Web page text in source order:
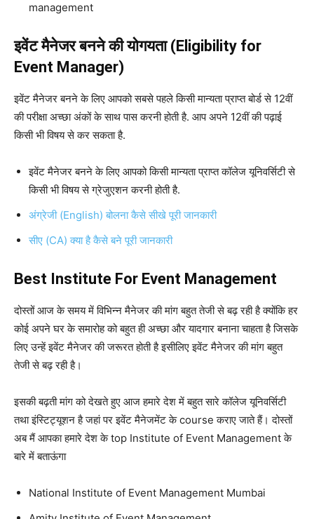
management
इवेंट मैनेजर बनने की योगयता (Eligibility for
Event Manager)
इवेंट मैनेजर बनने के लिए आपको सबसे पहले किसी मान्यता प्राप्त बोर्ड से 12वीं
की परीक्षा अच्छा अंकों के साथ पास करनी होती है. आप अपने 12वीं की पढ़ाई
किसी भी विषय से कर सकता है.
इवेंट मैनेजर बनने के लिए आपको किसी मान्यता प्राप्त कॉलेज यूनिवर्सिटी से
किसी भी विषय से ग्रेजुएशन करनी होती है.
अंग्रेजी (English) बोलना कैसे सीखे पूरी जानकारी
सीए (CA) क्या है कैसे बने पूरी जानकारी
Best Institute For Event Management
दोस्तों आज के समय में विभिन्न मैनेजर की मांग बहुत तेजी से बढ़ रही है क्योंकि हर
कोई अपने घर के समारोह को बहुत ही अच्छा और यादगार बनाना चाहता है जिसके
लिए उन्हें इवेंट मैनेजर की जरूरत होती है इसीलिए इवेंट मैनेजर की मांग बहुत
तेजी से बढ़ रही है।
इसकी बढ़ती मांग को देखते हुए आज हमारे देश में बहुत सारे कॉलेज यूनिवर्सिटी
तथा इंस्टिट्यूशन है जहां पर इवेंट मैनेजमेंट के course कराए जाते हैं।दोस्तों
अब मैं आपका हमारे देश के top Institute of Event Management के
बारे में बताऊंगा
National Institute of Event Management Mumbai